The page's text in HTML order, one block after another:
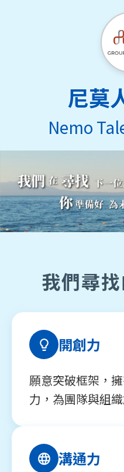
尼莫
Nemo
我們尋
開創力
願意突破框架，
力，為團隊與組
溝通力